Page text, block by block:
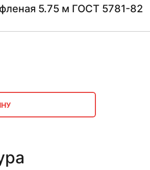
5.75 м ГОСТ 5781-82